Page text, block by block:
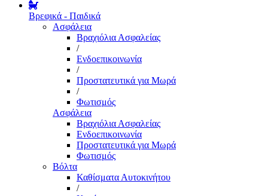
Βρεφικά - Παιδικά
Ασφάλεια
Βραχιόλια Ασφαλείας
/
Ενδοεπικοινωνία
/
Προστατευτικά για Μωρά
/
Φωτισμός
Ασφάλεια
Βραχιόλια Ασφαλείας
Ενδοεπικοινωνία
Προστατευτικά για Μωρά
Φωτισμός
Βόλτα
Καθίσματα Αυτοκινήτου
/